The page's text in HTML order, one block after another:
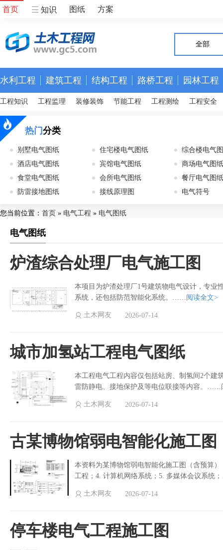
首页 知识 图纸 方案
全部
水利工程 建筑工程 结构工程 路桥工程 园林工程
工程知识 工程监理 装修装饰 节能工程 工程测绘 工程安全
热门分类
别墅电气图纸 住宅楼电气图纸
综合楼电气
酒店电气图纸
宾馆电气图纸
商场电气图纸
食堂电气图纸
会所电气图纸
餐厅电气图纸
防雷接地图纸
接线原理图 电气符号
您当前位置： 首页 » 电气工程 » 电气图纸
电气图纸
炉渣综合处理厂电气施工图
本项目为炉渣处理厂1号建筑物电气设计，专业
系统，还包括防范智能化系统。……阅读全文>
土木网友 2026-07-14
城市加氢站工程电气图纸
本工程电气工程内容仅包括站房、制氢间2个建
雷防静电、接地保护及等电位联接等内容。……
土木网友 2026-07-14
古某博物馆弱电智能化施工图
本资料为某博物馆弱电智能化施工图（含预算
工程；4. 计算机网络系统；5. 多媒体会议系统
土木网友 2026-07-14
停车楼电气工程施工图